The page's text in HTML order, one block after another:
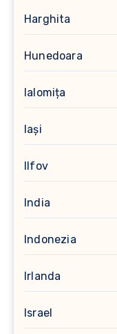
Harghita
Hunedoara
Ialomița
Iași
Ilfov
India
Indonezia
Irlanda
Israel